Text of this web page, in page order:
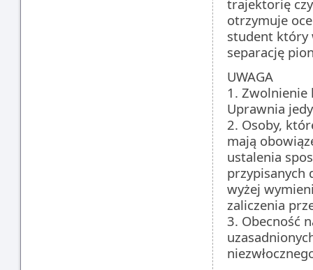
trajektorię
otrzymuje
student który
separację
UWAGA
1. Zwolnienie
Uprawnia
2. Osoby,
mają
ustalenia
przypisanych
wyżej
zaliczenia
3. Obecność